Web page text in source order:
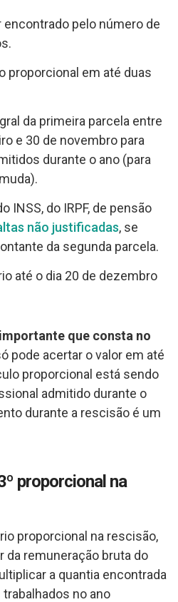
encontrado pelo número de
proporcional em até duas
da primeira parcela entre
e 30 de novembro para
durante o ano (para
INSS, do IRPF, de pensão
não justificadas, se
da segunda parcela.
até o dia 20 de dezembro
que consta no
pode acertar o valor em até
proporcional está sendo
admitido durante o
durante a rescisão é um
proporcional na
proporcional na rescisão,
da remuneração bruta do
a quantia encontrada
no ano